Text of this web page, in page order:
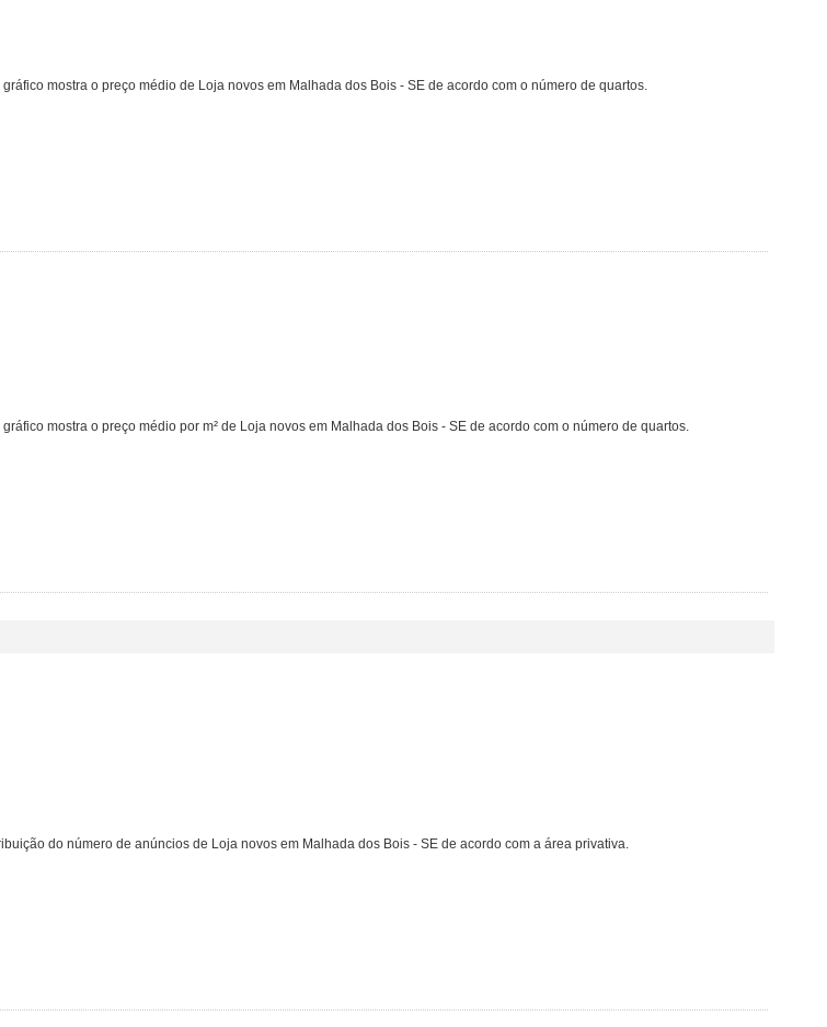
gráfico mostra o preço médio de Loja novos em Malhada dos Bois - SE de acordo com o número de quartos.
gráfico mostra o preço médio por m² de Loja novos em Malhada dos Bois - SE de acordo com o número de quartos.
do número de anúncios de Loja novos em Malhada dos Bois - SE de acordo com a área privativa.